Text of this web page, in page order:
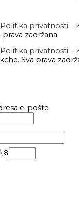
Politika privatnosti –
zadržana.
Politika privatnosti –
Sva prava
e-pošte